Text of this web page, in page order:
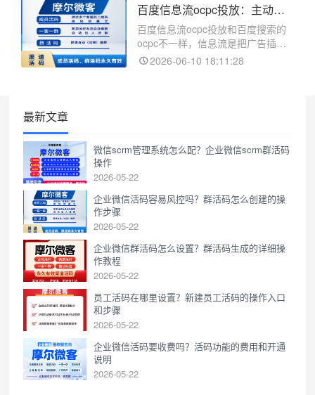
来的。一张普通二维码生成的时
候，目标就直接编进图案里了，扫
出来
百度信息流ocpc投放：主动推送靠素材抓人和搜索打法不同
百度信息流ocpc投放和百度搜索的
ocpc不一样，信息流是把广告插在
用户刷的内容流里主动推送，按转
2026-06-10 18:11:28
最新文章
微信scrm管理系统怎么配？企业微信scrm群活码
操作
2026-05-22
企业微信活码容易风控吗？群活码怎么创建的操
作步骤
2026-05-22
企业微信群活码怎么设置？群活码生成的详细操
作教程
2026-05-22
员工活码在哪里设置？新建员工活码的操作入口
和步骤
2026-05-22
企业微信活码要收费吗？活码功能的费用和开通
说明
2026-05-22